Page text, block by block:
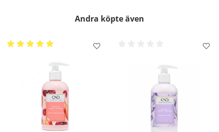
Andra köpte även